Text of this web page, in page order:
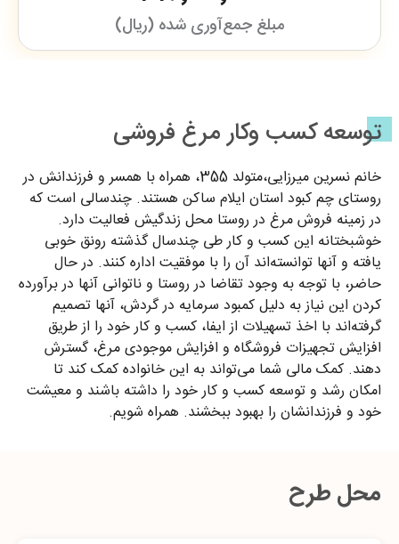
مبلغ جمع‌آوری شده (ریال)
توسعه کسب وکار مرغ فروشی
خانم نسرین میرزایی،متولد 355، همراه با همسر و فرزندانش در
روستای چم کبود استان ایلام ساکن هستند. چندسالی است که
در زمینه فروش مرغ در روستا محل زندگیش فعالیت دارد.
خوشبختانه این کسب و کار طی چندسال گذشته رونق خوبی
یافته و آنها توانسته‌اند آن را با موفقیت اداره کنند. در حال
حاضر، با توجه به وجود تقاضا در روستا و ناتوانی آنها در برآورده
کردن این نیاز به دلیل کمبود سرمایه در گردش، آنها تصمیم
گرفته‌اند با اخذ تسهیلات از ایفا، کسب و کار خود را از طریق
افزایش تجهیزات فروشگاه و افزایش موجودی مرغ، گسترش
دهند. کمک مالی شما می‌تواند به این خانواده کمک کند تا
امکان رشد و توسعه کسب و کار خود را داشته باشند و معیشت
خود و فرزندانشان را بهبود ببخشند. همراه شویم.
محل طرح